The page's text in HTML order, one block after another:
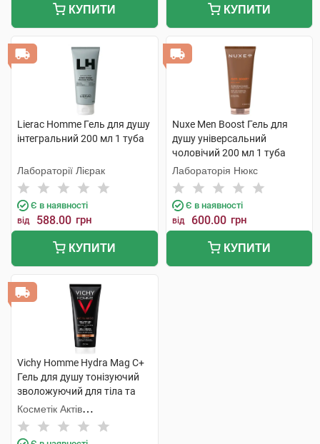
КУПИТИ КУПИТИ
Lierac Homme Гель для душу
інтегральний 200 мл 1 туба
Лабораторії Лієрак
Є в наявності
від 588.00 грн
КУПИТИ
Nuxe Men Boost Гель для
душу універсальний
чоловічий 200 мл 1 туба
Лабораторія Нюкс
Є в наявності
від 600.00 грн
КУПИТИ
Vichy Homme Hydra Mag C+
Гель для душу тонізуючий
зволожуючий для тіла та
волосся 200 мл 1 туба
Косметік Актів
Інтернаціональ